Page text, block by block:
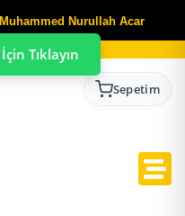
Muhammed Nurullah Acar
Sepetim
Tıklayın